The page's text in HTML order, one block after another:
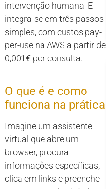
intervenção humana. E
integra-se em três passos
simples, com custos pay-
per-use na AWS a partir de
0,001€ por consulta.
O que é e como
funciona na prática
Imagine um assistente
virtual que abre um
browser, procura
informações específicas,
clica em links e preenche